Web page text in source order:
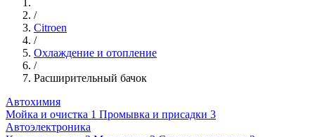
/
Citroen
/
Охлаждение и отопление
/
Расширительный бачок
Автохимия
Мойка и очистка 1 Промывка и присадки 3
Автоэлектроника